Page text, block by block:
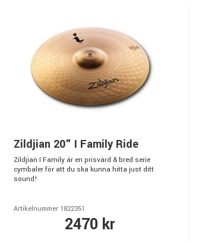
Zildjian 20" I Family Ride
Zildjian I Family är en prisvärd & bred serie
cymbaler för att du ska kunna hitta just ditt
sound!
Artikelnummer 1822351
2470 kr